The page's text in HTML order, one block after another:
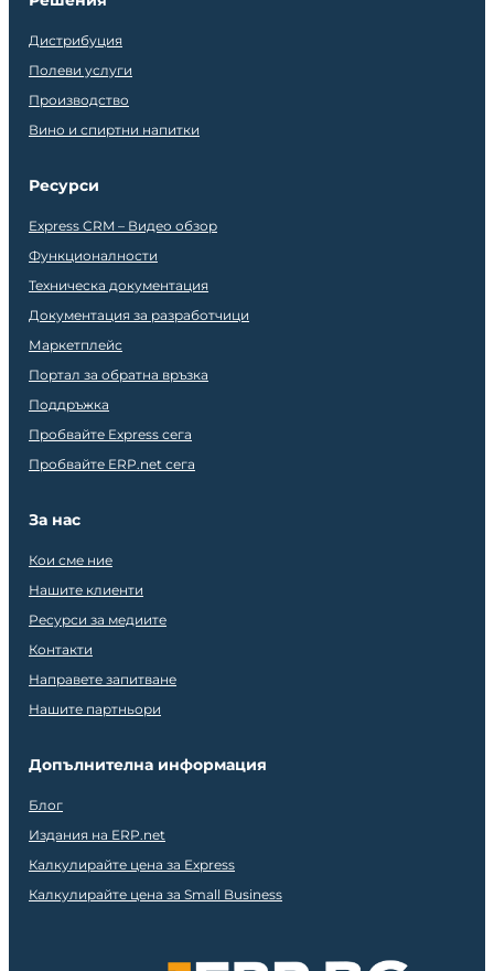
Дистрибуция
Полеви услуги
Производство
Вино и спиртни напитки
Ресурси
Express CRM – Видео обзор
Функционалности
Техническа документация
Документация за разработчици
Маркетплейс
Портал за обратна връзка
Поддръжка
Пробвайте Express сега
Пробвайте ERP.net сега
За нас
Кои сме ние
Нашите клиенти
Ресурси за медиите
Контакти
Направете запитване
Нашите партньори
Допълнителна информация
Блог
Издания на ERP.net
Калкулирайте цена за Express
Калкулирайте цена за Small Business